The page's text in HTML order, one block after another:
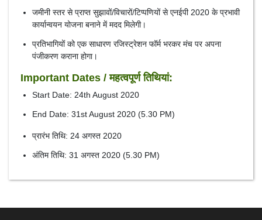
जमीनी स्तर से प्राप्त सुझावों/विचारों/टिप्पणियों से एनईपी 2020 के प्रभावी
कार्यान्वयन योजना बनाने में मदद मिलेगी।
प्रतिभागियों को एक साधारण रजिस्ट्रेशन फॉर्म भरकर मंच पर अपना
पंजीकरण कराना होगा।
Important Dates / महत्वपूर्ण तिथियां:
Start Date: 24th August 2020
End Date: 31st August 2020 (5.30 PM)
प्रारंभ तिथि: 24 अगस्त 2020
अंतिम तिथि: 31 अगस्त 2020 (5.30 PM)